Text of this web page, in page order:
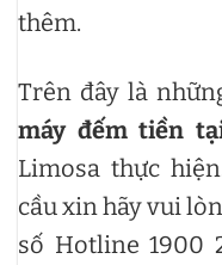
thêm.
Trên đây là
máy đếm tiền
Limosa thực
cầu xin hãy vui
số Hotline 1900